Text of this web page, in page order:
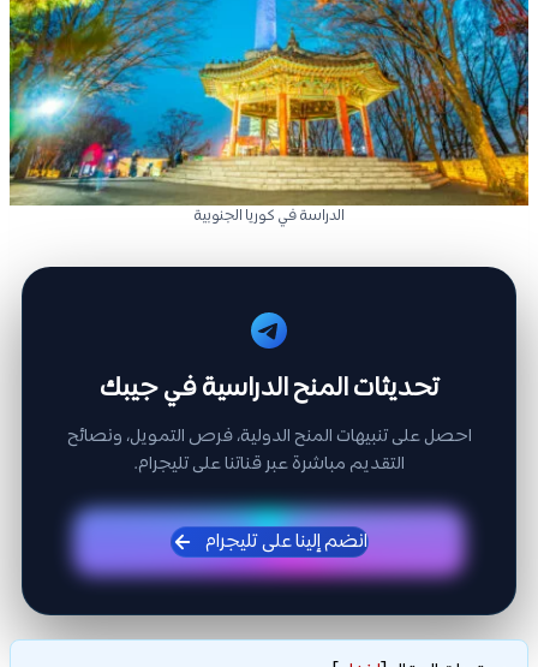
الدراسة في كوريا الجنوبية
تحديثات المنح الدراسية في جيبك
احصل على تنبيهات المنح الدولية، فرص التمويل، ونصائح
التقديم مباشرة عبر قناتنا على تليجرام.
انضم إلينا على تليجرام